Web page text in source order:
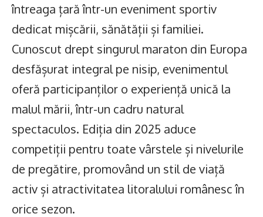
întreaga țară într-un eveniment sportiv
dedicat mișcării, sănătății și familiei.
Cunoscut drept singurul maraton din Europa
desfășurat integral pe nisip, evenimentul
oferă participanților o experiență unică la
malul mării, într-un cadru natural
spectaculos. Ediția din 2025 aduce
competiții pentru toate vârstele și nivelurile
de pregătire, promovând un stil de viață
activ și atractivitatea litoralului românesc în
orice sezon.